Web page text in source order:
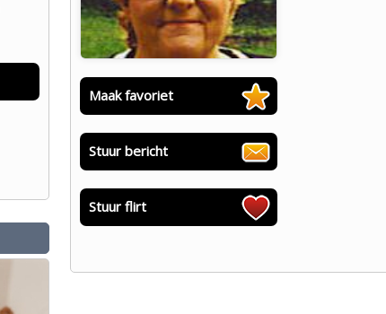
Maak favoriet
Stuur bericht
Stuur flirt